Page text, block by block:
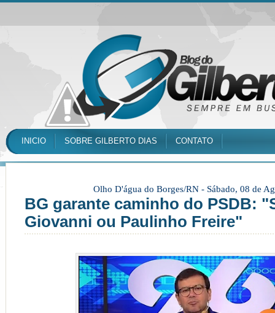
INICIO SOBRE GILBERTO DIAS CONTATO
Olho D'água do Borges/RN - Sábado, 08 de
BG garante caminho do PSDB:
Giovanni ou Paulinho Freire"